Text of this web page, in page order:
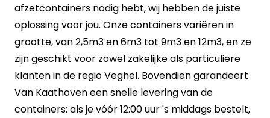
afzetcontainers nodig hebt, wij hebben de juiste
oplossing voor jou. Onze containers variëren in
grootte, van2,5m3en6m3 tot 9m3en12m3, en ze
zijn geschikt voor zowel zakelijke als particuliere
klanten in de regio Veghel. Bovendien garandeert
Van Kaathoven een snelle levering van de
containers: als je vóór 12:00 uur 's middags bestelt,